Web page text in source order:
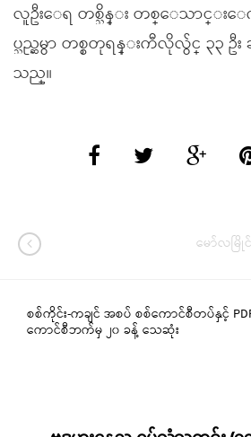
လူဦးေရ တစ္သိန္း တစ္ေသာင္းေ
ပ္သည္ဆမွာ တစ္စတုရန္းကီလိုလွ်င္ ၃၃ ဦ
သည္။
မော်လမ
စစ်ကိုင်း-ကချင် အစပ် စစ်ကောင်စီတပ်နှင့်
ကောင်စီဘက်မှ ၂၀ ခန့် သေဆုံး